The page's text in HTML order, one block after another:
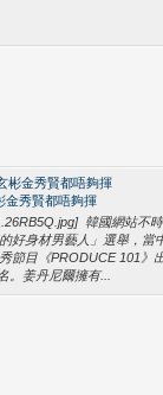
彬金秀賢都唔夠揮
金秀賢都唔夠揮
韓國網站不
好身材男藝人」選舉，當
節目《PRODUCE 101》
。姜丹尼爾擁有...